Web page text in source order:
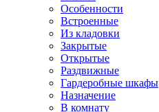
Особенности
Встроенные
Из кладовки
Закрытые
Открытые
Раздвижные
Гардеробные шкафы
Назначение
В комнату